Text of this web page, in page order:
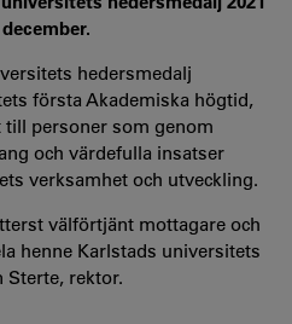
hedersmedalj
första Akademiska högtid,
till personer som genom
och värdefulla insatser
verksamhet och utveckling.
välförtjänt mottagare och
henne Karlstads universitets
Sterte, rektor.